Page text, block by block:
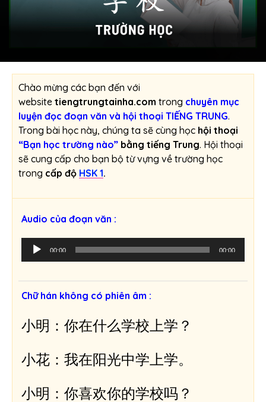
Chào mừng các bạn đến với
website tiengtrungtainha.com trong chuyên mục
luyện đọc đoạn văn và hội thoại TIẾNG TRUNG.
Trong bài học này, chúng ta sẽ cùng học hội thoại
“Bạn học trường nào” bằng tiếng Trung. Hội thoại
sẽ cung cấp cho bạn bộ từ vựng về trường học
trong cấp độ HSK 1.
Audio của đoạn văn :
h
h
t
m
00:00 00:00
Chữ hán không có phiên âm :
小明：你在什么学校上学？
小花：我在阳光中学上学。
小明：你喜欢你的学校吗？